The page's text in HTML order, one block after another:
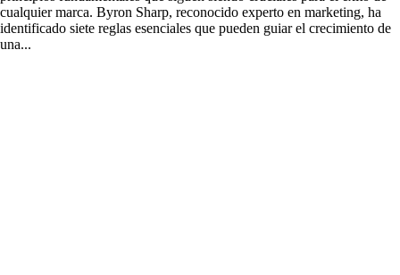
cualquier marca. Byron Sharp, reconocido experto en marketing, ha
identificado siete reglas esenciales que pueden guiar el crecimiento de
una...